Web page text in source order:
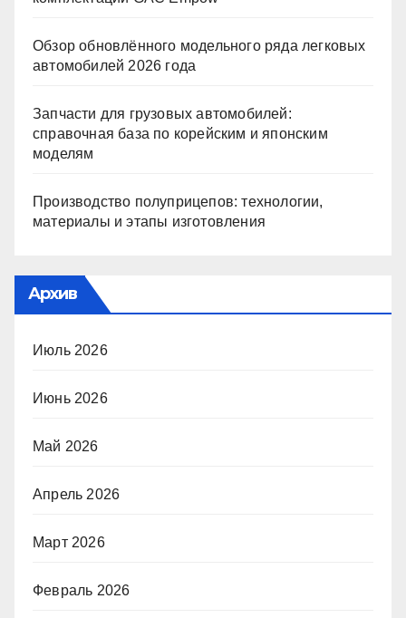
Обзор обновлённого модельного ряда легковых
автомобилей 2026 года
Запчасти для грузовых автомобилей:
справочная база по корейским и японским
моделям
Производство полуприцепов: технологии,
материалы и этапы изготовления
Архив
Июль 2026
Июнь 2026
Май 2026
Апрель 2026
Март 2026
Февраль 2026